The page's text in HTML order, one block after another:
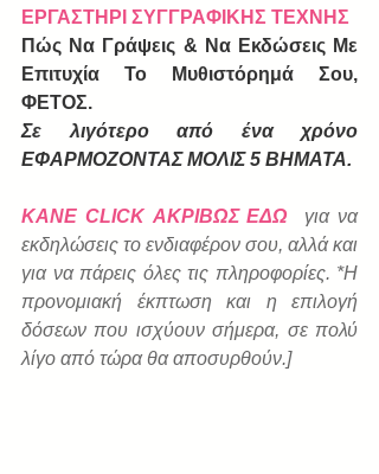
ΕΡΓΑΣΤΗΡΙ ΣΥΓΓΡΑΦΙΚΗΣ ΤΕΧΝΗΣ
Πώς Να Γράψεις & Να Εκδώσεις Με
Επιτυχία Το Μυθιστόρημά Σου,
ΦΕΤΟΣ.
Σε λιγότερο από ένα χρόνο
ΕΦΑΡΜΟΖΟΝΤΑΣ ΜΟΛΙΣ 5 ΒΗΜΑΤΑ.
ΚΑΝΕ CLICK ΑΚΡΙΒΩΣ ΕΔΩ
για να
εκδηλώσεις το ενδιαφέρον σου, αλλά και
για να πάρεις όλες τις πληροφορίες. *Η
προνομιακή έκπτωση και η επιλογή
δόσεων που ισχύουν σήμερα, σε πολύ
λίγο από τώρα θα αποσυρθούν.]